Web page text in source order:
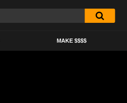
MAKE $$$$